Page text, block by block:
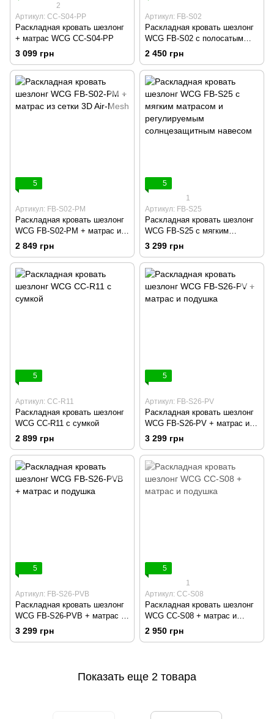
2
Артикул: CC-S04-PP
Раскладная кровать шезлонг
+ матрас WCG CC-S04-PP
3 099 грн
Артикул: FB-S02
Раскладная кровать шезлонг
WCG FB-S02 с полосатым
полотном
2 450 грн
5
Артикул: FB-S02-PM
Раскладная кровать шезлонг
WCG FB-S02-PM + матрас из
сетки 3D Air-Mesh
2 849 грн
5
1
Артикул: FB-S25
Раскладная кровать шезлонг
WCG FB-S25 с мягким
матрасом и регулируемым
солнцезащитным навесом
3 299 грн
5
Артикул: CC-R11
Раскладная кровать шезлонг
WCG CC-R11 с сумкой
2 899 грн
5
Артикул: FB-S26-PV
Раскладная кровать шезлонг
WCG FB-S26-PV + матрас и
подушка
3 299 грн
5
Артикул: FB-S26-PVB
Раскладная кровать шезлонг
WCG FB-S26-PVB + матрас и
подушка
3 299 грн
5
1
Артикул: CC-S08
Раскладная кровать шезлонг
WCG CC-S08 + матрас и
подушка
2 950 грн
Показать еще 2 товара